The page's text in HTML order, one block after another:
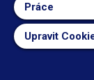
Práce
Upravit